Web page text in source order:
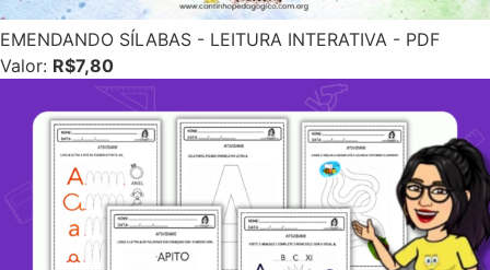
EMENDANDO SÍLABAS - LEITURA INTERATIVA - PDF
Valor: R$7,80